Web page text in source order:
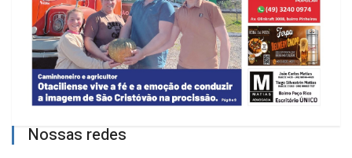
Nossas redes